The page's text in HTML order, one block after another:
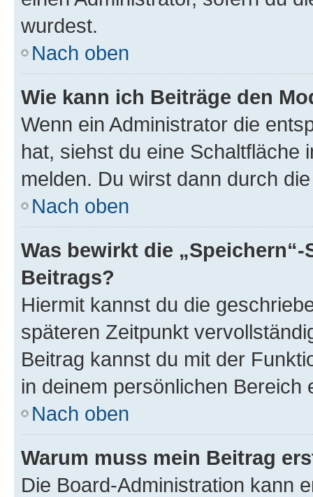
wurdest.
Nach oben
Wie kann ich Beiträge den
Wenn ein Administrator die
hat, siehst du eine Schaltfläche
melden. Du wirst dann durch
Nach oben
Was bewirkt die
Beitrags?
Hiermit kannst du die
späteren Zeitpunkt
Beitrag kannst du mit der
in deinem persönlichen Bereich
Nach oben
Warum muss mein Beitrag
Die Board-Administration kann